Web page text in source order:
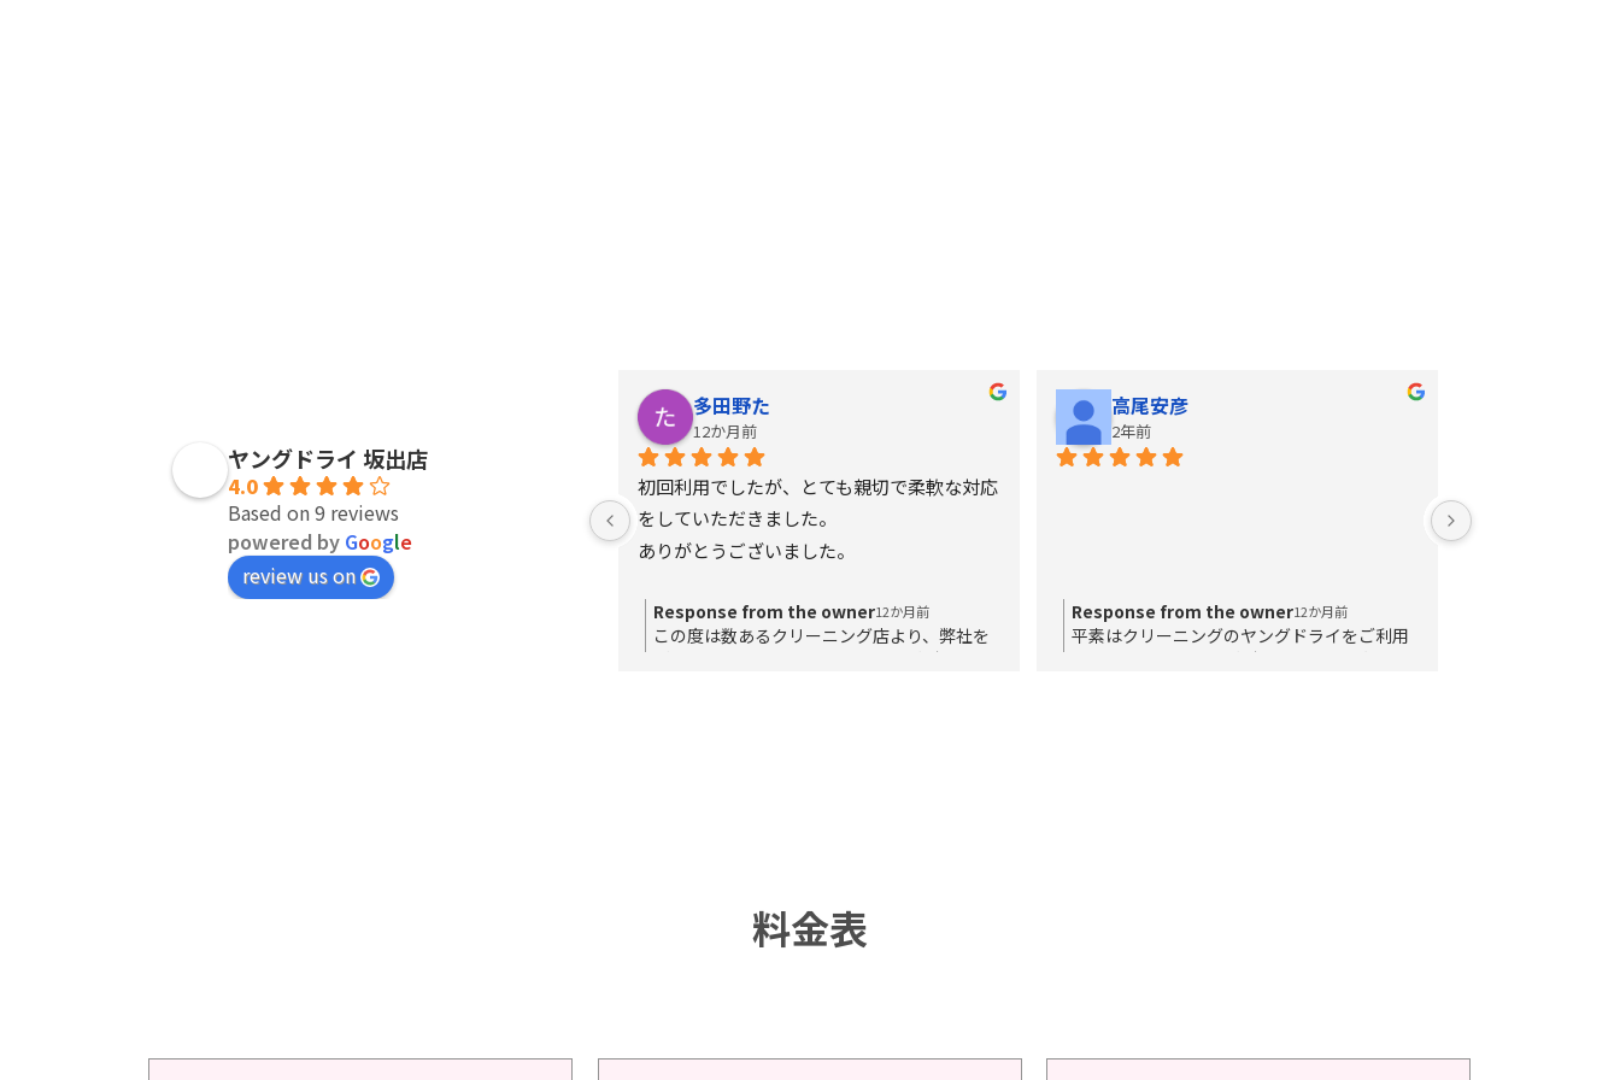
ヤングドライ 坂出店
4.0
Based on 9 reviews
powered by Google
review us on
多田野た
12か月前
初回利用でしたが、とても親切で柔軟な対応
をしていただきました。
ありがとうございました。
Response from the owner12か月前
この度は数あるクリーニング店より、弊社を
ご利用いただき、誠にありがとうございま
高尾安彦
2年前
Response from the owner12か月前
平素はクリーニングのヤングドライをご利用
いただきありがとうございます。この度は高
料金表